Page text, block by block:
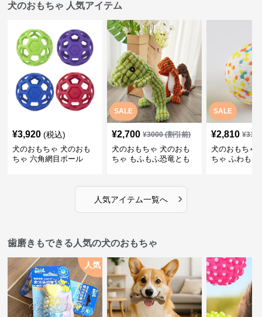
犬のおもちゃ 人気アイテム
¥3,920 (税込)
犬のおもちゃ 犬のおも
ちゃ 六角網目ボール
SALE
¥2,700 ¥3000(割引前)
犬のおもちゃ 犬のおも
ちゃ もふもふ恐竜とも
SALE
¥2,810 ¥
犬のおもちゃ
ちゃ ふわもこ
人気アイテム一覧へ ›
歯磨きもできる人気の犬のおもちゃ
人気